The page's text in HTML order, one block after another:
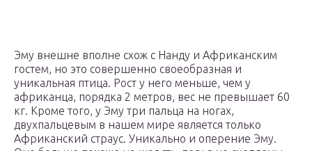
Эму внешне вполне схож с Нанду и Африканским
гостем, но это совершенно своеобразная и
уникальная птица. Рост у него меньше, чем у
африканца, порядка 2 метров, вес не превышает 60
кг. Кроме того, у Эму три пальца на ногах,
двухпальцевым в нашем мире является только
Африканский страус. Уникально и оперение Эму.